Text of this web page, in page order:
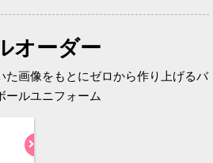
オーダー
た画像をもとにゼロから作り上げるバ
ールユニフォーム